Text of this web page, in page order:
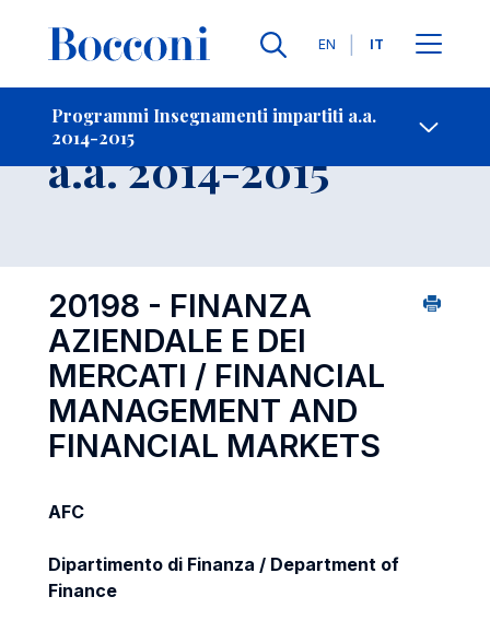
Lingue
EN IT
Programmi Insegnamenti impartiti a.a.
2014-2015
-
Insegnamento
a.a. 2014-2015
20198 - FINANZA
AZIENDALE E DEI
MERCATI / FINANCIAL
MANAGEMENT AND
FINANCIAL MARKETS
AFC
Dipartimento di Finanza / Department of
Finance